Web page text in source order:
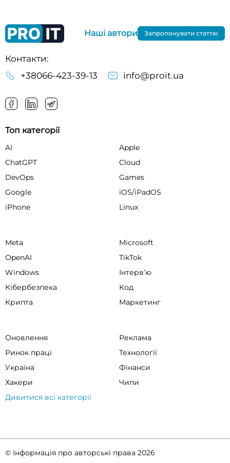
Контакти:
+38066-423-39-13
info@proit.ua
Наші автори Запропонувати статтю
Топ категорії
AI
Apple
ChatGPT
Cloud
DevOps
Games
Google
iOS/iPadOS
iPhone
Linux
Meta
Microsoft
OpenAI
TikTok
Windows
Інтервʼю
Кібербезпека
Код
Крипта
Маркетинг
Оновлення
Реклама
Ринок праці
Технології
Україна
Фінанси
Хакери
Чипи
Дивитися всі категорії
© Інформація про авторські права 2026